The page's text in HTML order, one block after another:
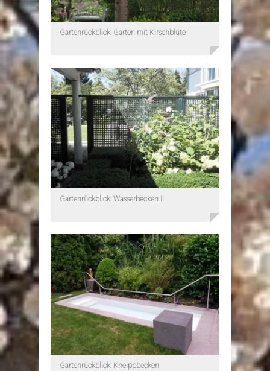
Gartenrückblick: Garten mit Kirschblüte
Gartenrückblick: Wasserbecken II
Gartenrückblick: Kneippbecken